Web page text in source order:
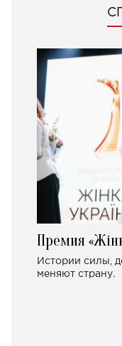
Премия
Истории силы,
меняют страну.